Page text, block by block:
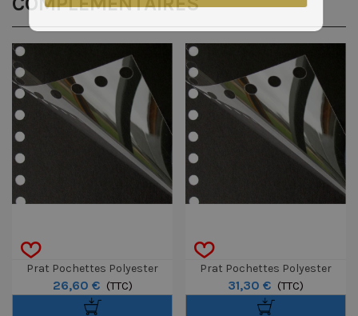
Prat Pochettes Polyester
Multi-Perforées Avec Feuillets
Noirs 21x30cm
26,60 € (TTC)
Prat Pochettes Polyester
Multi-Perforées Avec Feuillets
Noirs 24x32cm
31,30 € (TTC)